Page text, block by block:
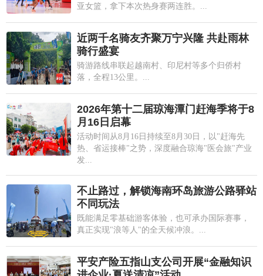
亚女篮，拿下本次热身赛两连胜。...
近两千名骑友齐聚万宁兴隆 共赴雨林
骑行盛宴
骑游路线串联起越南村、印尼村等多个归侨村
落，全程13公里。...
2026年第十二届琼海潭门赶海季将于8
月16日启幕
活动时间从8月16日持续至8月30日，以"赶海先
热、省运接棒"之势，深度融合琼海"医会旅"产业
发...
不止路过，解锁海南环岛旅游公路驿站
不同玩法
既能满足零基础游客体验，也可承办国际赛事，
真正实现"浪等人"的全天候冲浪。...
平安产险五指山支公司开展“金融知识